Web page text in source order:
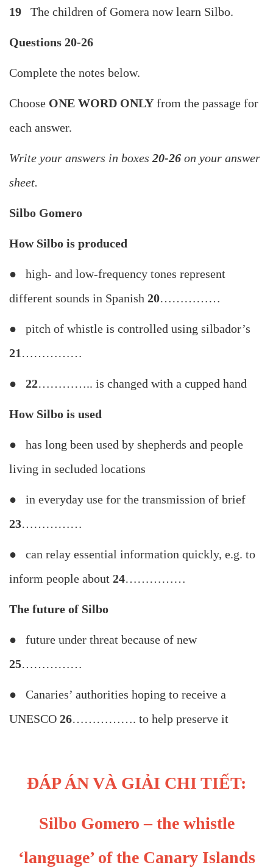
19 The children of Gomera now learn Silbo.
Questions 20-26
Complete the notes below.
Choose ONE WORD ONLY from the passage for
each answer.
Write your answers in boxes 20-26 on your answer
sheet.
Silbo Gomero
How Silbo is produced
● high- and low-frequency tones represent
different sounds in Spanish 20……………
● pitch of whistle is controlled using silbador’s
21 ……………
● 22………….. is changed with a cupped hand
How Silbo is used
● has long been used by shepherds and people
living in secluded locations
● in everyday use for the transmission of brief
23……………
● can relay essential information quickly, e.g. to
inform people about 24……………
The future of Silbo
● future under threat because of new
25……………
● Canaries’ authorities hoping to receive a
UNESCO 26……………. to help preserve it
ĐÁP ÁN VÀ GIẢI CHI TIẾT:
Silbo Gomero – the whistle
‘language’ of the Canary Islands